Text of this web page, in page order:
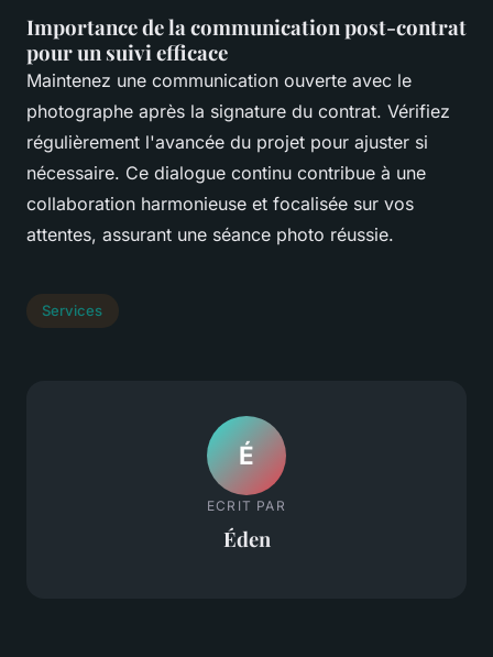
Importance de la communication post-contrat
pour un suivi efficace
Maintenez une communication ouverte avec le
photographe après la signature du contrat. Vérifiez
régulièrement l'avancée du projet pour ajuster si
nécessaire. Ce dialogue continu contribue à une
collaboration harmonieuse et focalisée sur vos
attentes, assurant une séance photo réussie.
Services
É
ECRIT PAR
Éden